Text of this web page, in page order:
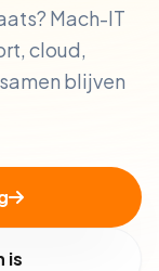
Mach-IT
cloud,
blijven
is